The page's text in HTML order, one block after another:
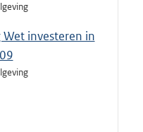
investeren in